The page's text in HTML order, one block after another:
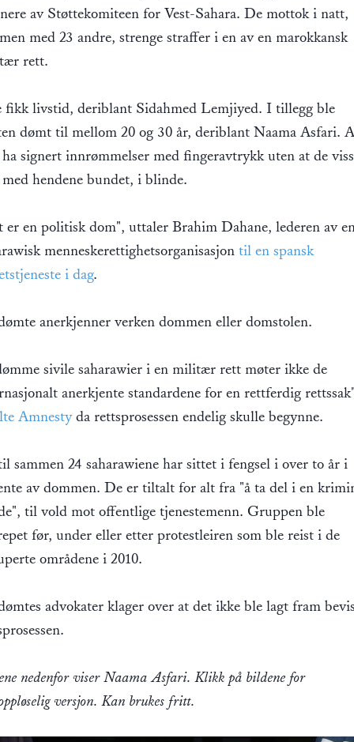
av Støttekomiteen for Vest-Sahara. De mottok i natt,
med 23 andre, strenge straffer i en av en marokkansk
rett.
fikk livstid, deriblant Sidahmed Lemjiyed. I tillegg ble
dømt til mellom 20 og 30 år, deriblant Naama Asfari.
signert innrømmelser med fingeravtrykk uten at de
hendene bundet, i blinde.
er en politisk dom", uttaler Brahim Dahane, lederen av
menneskerettighetsorganisasjon til en spansk
i dag.
anerkjenner verken dommen eller domstolen.
sivile saharawier i en militær rett møter ikke de
anerkjente standardene for en rettferdig
Amnestyda rettsprosessen endelig skulle begynne.
sammen 24 saharawiene har sittet i fengsel i over to år i
av dommen. De er tiltalt for alt fra "å ta del i en
til vold mot offentlige tjenestemenn. Gruppen ble
før, under eller etter protestleiren som ble reist i de
områdene i 2010.
advokater klager over at det ikke ble lagt fram
nedenfor viser Naama Asfari. Klikk på bildene for
versjon. Kan brukes fritt.